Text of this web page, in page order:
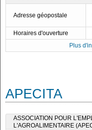
Adresse géopostale
Horaires d'ouverture
Plus
APECITA
ASSOCIATION POUR
L'AGROALIMENTAIRE